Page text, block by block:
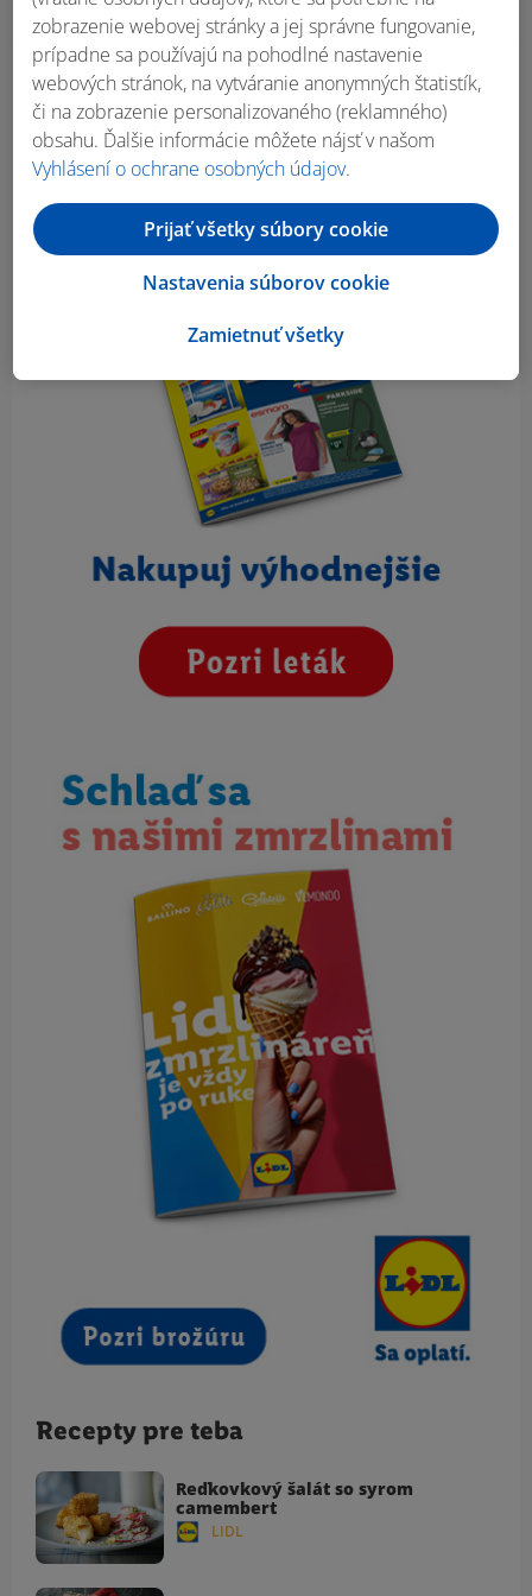
Obsah bočného panela
Recepty pre teba
Reďkovkový šalát so syrom
camembert
LIDL
zobrazenie webovej stránky a jej správne fungovanie,
prípadne sa používajú na pohodlné nastavenie
webových stránok, na vytváranie anonymných štatistík,
či na zobrazenie personalizovaného (reklamného)
obsahu. Ďalšie informácie môžete nájsť v našom
Vyhlásení o ochrane osobných údajov.
Zamietnuť všetky
Nastavenia súborov cookie
Prijať všetky súbory cookie